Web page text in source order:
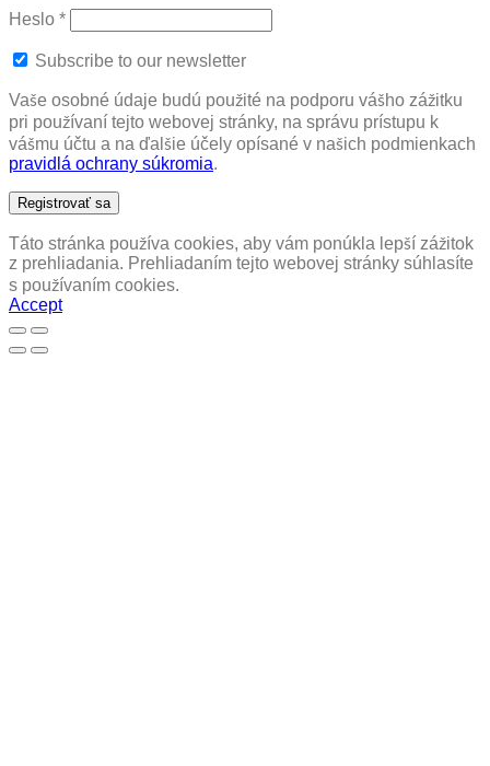
Heslo *Povinné
Subscribe to our newsletter
Vaše osobné údaje budú použité na podporu vášho zážitku
pri používaní tejto webovej stránky, na správu prístupu k
vášmu účtu a na ďalšie účely opísané v našich podmienkach
pravidlá ochrany súkromia.
Registrovať sa
Táto stránka používa cookies, aby vám ponúkla lepší zážitok
z prehliadania. Prehliadaním tejto webovej stránky súhlasíte
s používaním cookies.
Accept